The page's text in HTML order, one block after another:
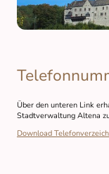
Über den unteren Link
Stadtverwaltung Altena
Download